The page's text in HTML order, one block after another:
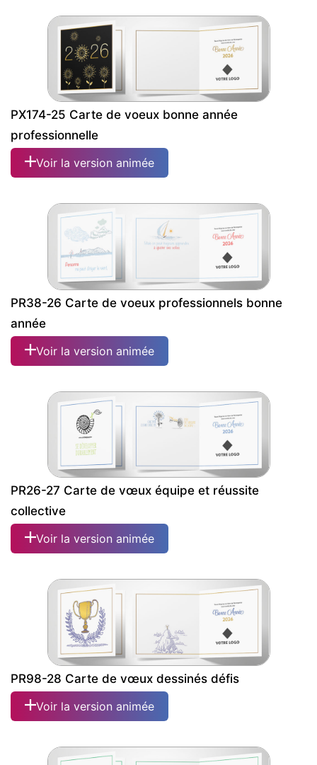
PX174-25 Carte de voeux bonne année
professionnelle
Voir la version animée
PR38-26 Carte de voeux professionnels bonne
année
Voir la version animée
PR26-27 Carte de vœux équipe et réussite
collective
Voir la version animée
PR98-28 Carte de vœux dessinés défis
Voir la version animée